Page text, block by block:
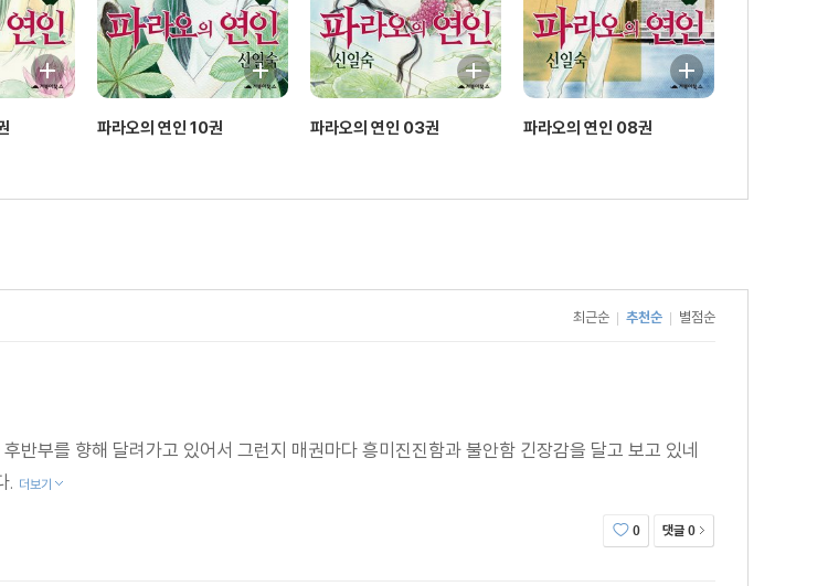
파라오의 연인 10권 파라오의 연인 03권 파라오의 연인 08권
최근순 추천순 별점순
반부를 향해 달려가고 있어서 그런지 매권마다 흥미진진함과 불안함 긴장감을 달고 보고 있네
. 더보기
0 댓글 0